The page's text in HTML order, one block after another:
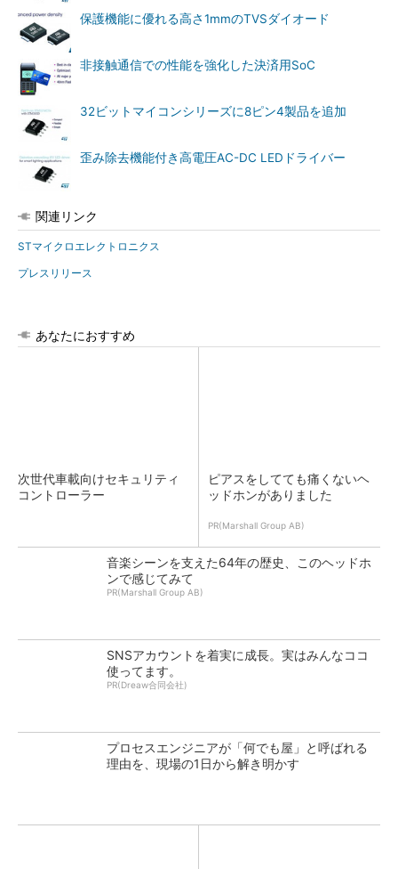
保護機能に優れる高さ1mmのTVSダイオード
非接触通信での性能を強化した決済用SoC
32ビットマイコンシリーズに8ピン4製品を追加
歪み除去機能付き高電圧AC-DC LEDドライバー
関連リンク
STマイクロエレクトロニクス
プレスリリース
あなたにおすすめ
次世代車載向けセキュリティ
コントローラー
ピアスをしてても痛くないヘ
ッドホンがありました
PR(Marshall Group AB)
音楽シーンを支えた64年の歴史、このヘッドホ
ンで感じてみて
PR(Marshall Group AB)
SNSアカウントを着実に成長。実はみんなココ
使ってます。
PR(Dreaw合同会社)
プロセスエンジニアが「何でも屋」と呼ばれる
理由を、現場の1日から解き明かす